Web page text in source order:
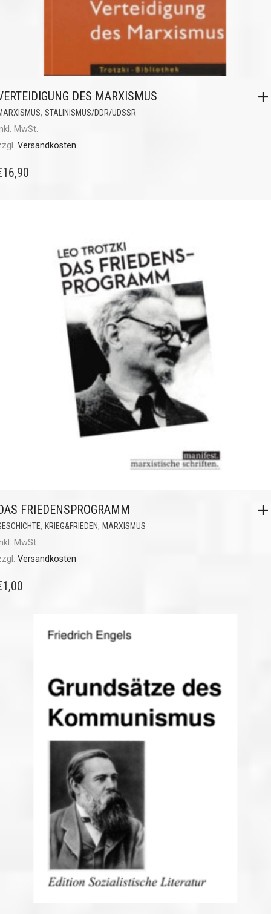
DES MARXISMUS
, STALINISMUS/DDR/UDSSR
MwSt.
Versandkosten
16,90
FRIEDENSPROGRAMM
, KRIEG&FRIEDEN, MARXISMUS
MwSt.
Versandkosten
1,00